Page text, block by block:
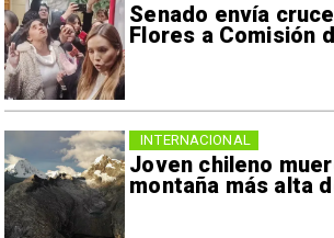
Senado envía
Flores a Comisión
Joven chileno
montaña más alta
INTERNACIONAL